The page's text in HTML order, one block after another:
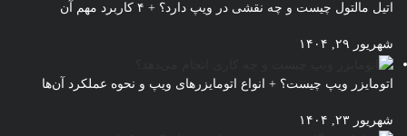
اتیل مالتول چیست و چه نقشی در ویپ دارد؟ + ۴ کاربرد مهم آن
شهریور ۲۹, ۱۴۰۴
اتومایزر ویپ چیست؟ + انواع اتومایزرهای ویپ و نحوه عملکرد آن‌ها
شهریور ۲۳, ۱۴۰۴